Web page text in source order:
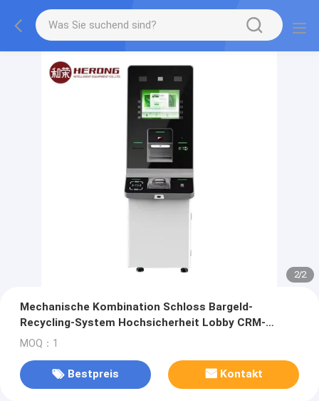
2/2
Mechanische Kombination Schloss Bargeld-
Recycling-System Hochsicherheit Lobby CRM-
Maschine
MOQ：1
Bestpreis Kontakt